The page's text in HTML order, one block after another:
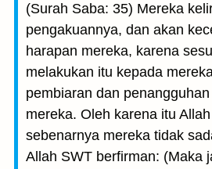
(Surah Saba: 35) Mereka
pengakuannya, dan akan
harapan mereka, karena
melakukan itu kepada
pembiaran dan
mereka. Oleh karena itu
sebenarnya mereka tidak
Allah SWT berfirman: (Maka